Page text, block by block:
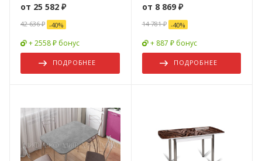
от 25 582 ₽
42 636 ₽ -40%
+ 2558 ₽ бонус
ПОДРОБНЕЕ
от 8 869 ₽
14 781 ₽ -40%
+ 887 ₽ бонус
ПОДРОБНЕЕ